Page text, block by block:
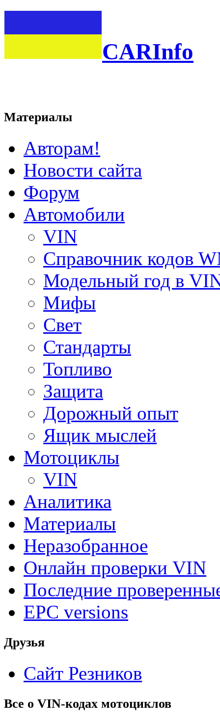
CARInfo
Материалы
Авторам!
Новости сайта
Форум
Автомобили
VIN
Справочник кодов
Модельный год в
Мифы
Свет
Стандарты
Топливо
Защита
Дорожный опыт
Ящик мыслей
Мотоциклы
VIN
Аналитика
Материалы
Неразобранное
Онлайн проверки VIN
Последние
EPC versions
Друзья
Сайт Резников
Все о VIN-кодах мотоциклов